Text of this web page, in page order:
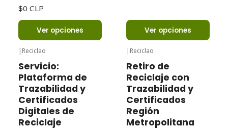
$0 CLP
Ver opciones Ver opciones
| Reciclao
Servicio:
Plataforma de
Trazabilidad y
Certificados
Digitales de
Reciclaje
| Reciclao
Retiro de
Reciclaje con
Trazabilidad y
Certificados
Región
Metropolitana